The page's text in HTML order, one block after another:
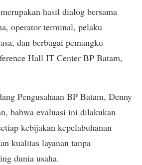
hasil dialog bersama
operator terminal, pelaku
dan berbagai pemangku
Hall IT Center BP Batam,
Pengusahaan BP Batam, Denny
bahwa evaluasi ini dilakukan
kebijakan kepelabuhanan
kualitas layanan tanpa
dunia usaha.